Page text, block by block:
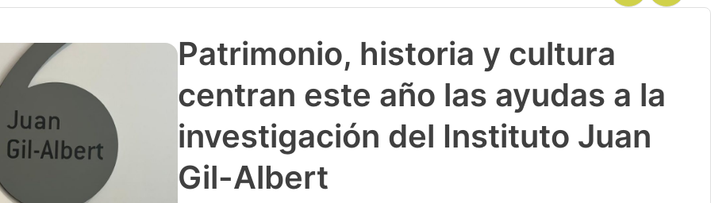
Patrimonio, historia y cultura
centran este año las ayudas a la
investigación del Instituto Juan
Gil-Albert